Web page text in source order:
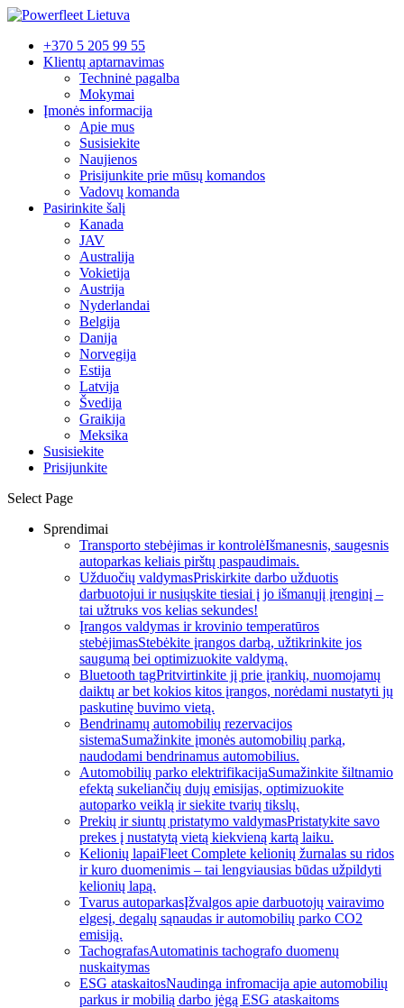
+370 5 205 99 55
Klientų aptarnavimas
Techninė pagalba
Mokymai
Įmonės informacija
Apie mus
Susisiekite
Naujienos
Prisijunkite prie mūsų komandos
Vadovų komanda
Pasirinkite šalį
Kanada
JAV
Australija
Vokietija
Austrija
Nyderlandai
Belgija
Danija
Norvegija
Estija
Latvija
Švedija
Graikija
Meksika
Susisiekite
Prisijunkite
Select Page
Sprendimai
Transporto stebėjimas ir kontrolėIšmanesnis, saugesnis
autoparkas keliais pirštų paspaudimais.
Užduočių valdymasPriskirkite darbo užduotis
darbuotojui ir nusiųskite tiesiai į jo išmanųjį įrenginį –
tai užtruks vos kelias sekundes!
Įrangos valdymas ir krovinio temperatūros
stebėjimasStebėkite įrangos darbą, užtikrinkite jos
saugumą bei optimizuokite valdymą.
Bluetooth tagPritvirtinkite jį prie įrankių, nuomojamų
daiktų ar bet kokios kitos įrangos, norėdami nustatyti jų
paskutinę buvimo vietą.
Bendrinamų automobilių rezervacijos
sistemaSumažinkite įmonės automobilių parką,
naudodami bendrinamus automobilius.
Automobilių parko elektrifikacijaSumažinkite šiltnamio
efektą sukeliančių dujų emisijas, optimizuokite
autoparko veiklą ir siekite tvarių tikslų.
Prekių ir siuntų pristatymo valdymasPristatykite savo
prekes į nustatytą vietą kiekvieną kartą laiku.
Kelionių lapaiFleet Complete kelionių žurnalas su ridos
ir kuro duomenimis – tai lengviausias būdas užpildyti
kelionių lapą.
Tvarus autoparkasĮžvalgos apie darbuotojų vairavimo
elgesį, degalų sąnaudas ir automobilių parko CO2
emisiją.
TachografasAutomatinis tachografo duomenų
nuskaitymas
ESG ataskaitosNaudinga infromacija apie automobilių
parkus ir mobilią darbo jėgą ESG ataskaitoms